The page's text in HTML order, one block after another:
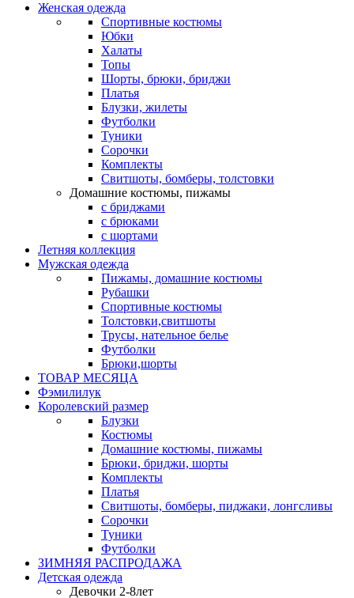
Женская одежда
Спортивные костюмы
Юбки
Халаты
Топы
Шорты, брюки, бриджи
Платья
Блузки, жилеты
Футболки
Туники
Сорочки
Комплекты
Свитшоты, бомберы, толстовки
Домашние костюмы, пижамы
с бриджами
с брюками
с шортами
Летняя коллекция
Мужская одежда
Пижамы, домашние костюмы
Рубашки
Спортивные костюмы
Толстовки,свитшоты
Трусы, нательное белье
Футболки
Брюки,шорты
ТОВАР МЕСЯЦА
Фэмилилук
Королевский размер
Блузки
Костюмы
Домашние костюмы, пижамы
Брюки, бриджи, шорты
Комплекты
Платья
Свитшоты, бомберы, пиджаки, лонгсливы
Сорочки
Туники
Футболки
ЗИМНЯЯ РАСПРОДАЖА
Детская одежда
Девочки 2-8лет